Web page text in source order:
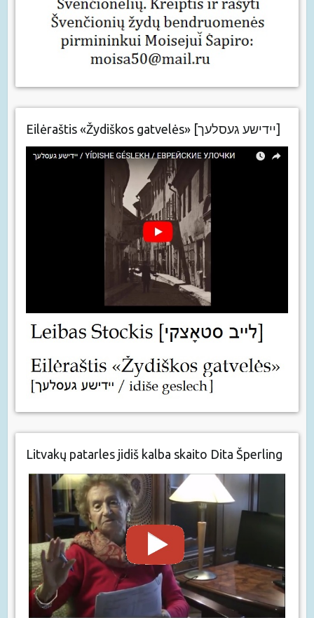
Eilėraštis «Žydiškos gatvelės» [יידישע געסלעך]
Litvakų patarles jidiš kalba skaito Dita Šperling